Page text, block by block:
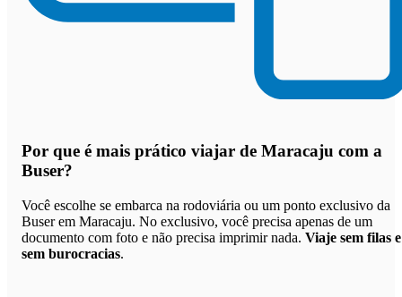
Por que é mais prático viajar de Maracaju com a
Buser?
Você escolhe se embarca na rodoviária ou um ponto exclusivo da
Buser em Maracaju. No exclusivo, você precisa apenas de um
documento com foto e não precisa imprimir nada. Viaje sem filas e
sem burocracias.